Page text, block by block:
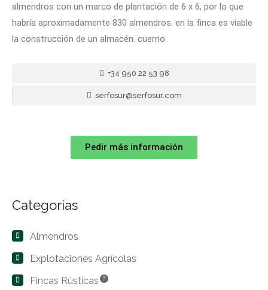
almendros con un marco de plantación de 6 x 6, por lo que
habría aproximadamente 830 almendros. en la finca es viable
la construcción de un almacén. cuerno
+34 950 22 53 98
serfosur@serfosur.com
Pedir más información
Categorías
Almendros
Explotaciones Agrícolas
Fincas Rústicas
?